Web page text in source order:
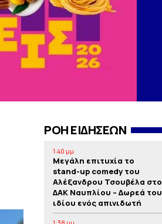
ΡΟΗ ΕΙΔΗΣΕΩΝ
1:40 μμ
Μεγάλη επιτυχία το
stand-up comedy του
Αλέξανδρου Τσουβέλα στο
ΔΑΚ Ναυπλίου – Δωρεά του
ιδίου ενός απινιδωτή